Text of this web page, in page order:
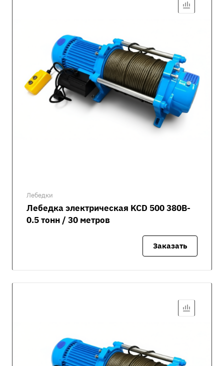
Лебедки
Лебедка электрическая KCD 500 380В-
0.5 тонн / 30 метров
Заказать